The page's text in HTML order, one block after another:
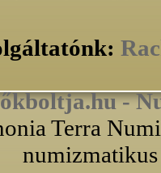
-
Terra
numizmatikus